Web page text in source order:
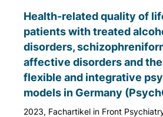
Health-related quality of
patients with treated
disorders,
affective disorders and
flexible and integrative
models in Germany
2023, Fachartikel in Front